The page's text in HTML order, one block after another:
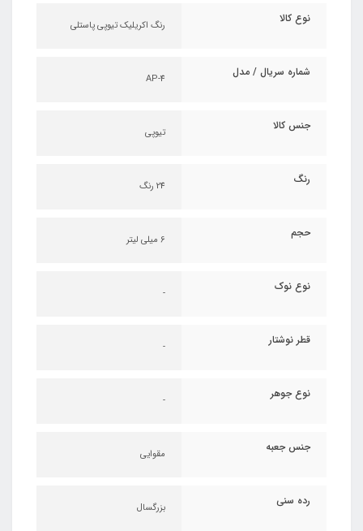
نوع کالا رنگ اکریلیک تیوپی پاستلی
شماره سریال / مدل AP-4
جنس کالا تیوپی
رنگ 24 رنگ
حجم 6 میلی لیتر
نوع نوک -
قطر نوشتار -
نوع جوهر -
جنس جعبه مقوایی
رده سنی بزرگسال